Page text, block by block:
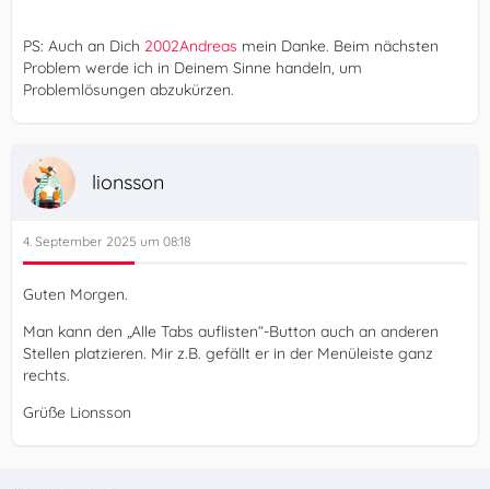
PS: Auch an Dich 2002Andreas mein Danke. Beim nächsten
Problem werde ich in Deinem Sinne handeln, um
Problemlösungen abzukürzen.
lionsson
4. September 2025 um 08:18
Guten Morgen.
Man kann den „Alle Tabs auflisten“-Button auch an anderen
Stellen platzieren. Mir z.B. gefällt er in der Menüleiste ganz
rechts.
Grüße Lionsson